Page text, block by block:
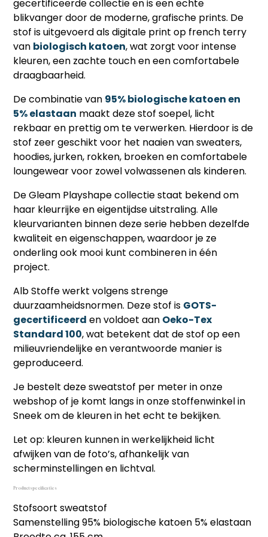
gecertificeerde collectie en is een echte
blikvanger door de moderne, grafische prints. De
stof is uitgevoerd als digitale print op french terry
van biologisch katoen, wat zorgt voor intense
kleuren, een zachte touch en een comfortabele
draagbaarheid.
De combinatie van 95% biologische katoen en
5% elastaan maakt deze stof soepel, licht
rekbaar en prettig om te verwerken. Hierdoor is de
stof zeer geschikt voor het naaien van sweaters,
hoodies, jurken, rokken, broeken en comfortabele
loungewear voor zowel volwassenen als kinderen.
De Gleam Playshape collectie staat bekend om
haar kleurrijke en eigentijdse uitstraling. Alle
kleurvarianten binnen deze serie hebben dezelfde
kwaliteit en eigenschappen, waardoor je ze
onderling ook mooi kunt combineren in één
project.
Alb Stoffe werkt volgens strenge
duurzaamheidsnormen. Deze stof is GOTS-
gecertificeerd en voldoet aan Oeko-Tex
Standard 100, wat betekent dat de stof op een
milieuvriendelijke en verantwoorde manier is
geproduceerd.
Je bestelt deze sweatstof per meter in onze
webshop of je komt langs in onze stoffenwinkel in
Sneek om de kleuren in het echt te bekijken.
Let op: kleuren kunnen in werkelijkheid licht
afwijken van de foto’s, afhankelijk van
scherminstellingen en lichtval.
Productspecificaties
Stofsoort sweatstof
Samenstelling 95% biologische katoen 5% elastaan